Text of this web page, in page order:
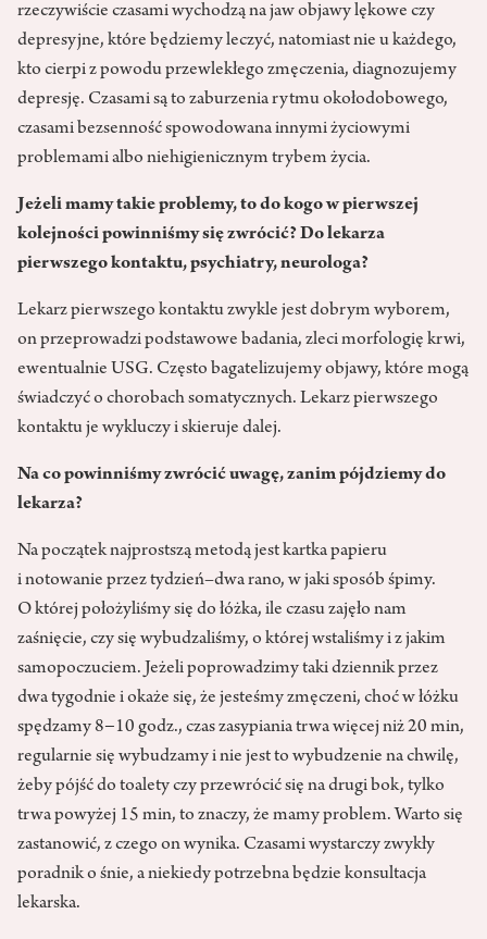
rzeczywiście czasami wychodzą na jaw objawy lękowe czy
depresyjne, które będziemy leczyć, natomiast nie u każdego,
kto cierpi z powodu przewlekłego zmęczenia, diagnozujemy
depresję. Czasami są to zaburzenia rytmu okołodobowego,
czasami bezsenność spowodowana innymi życiowymi
problemami albo niehigienicznym trybem życia.
Jeżeli mamy takie problemy, to do kogo w pierwszej
kolejności powinniśmy się zwrócić? Do lekarza
pierwszego kontaktu, psychiatry, neurologa?
Lekarz pierwszego kontaktu zwykle jest dobrym wyborem,
on przeprowadzi podstawowe badania, zleci morfologię krwi,
ewentualnie USG. Często bagatelizujemy objawy, które mogą
świadczyć o chorobach somatycznych. Lekarz pierwszego
kontaktu je wykluczy i skieruje dalej.
Na co powinniśmy zwrócić uwagę, zanim pójdziemy do
lekarza?
Na początek najprostszą metodą jest kartka papieru
i notowanie przez tydzień–dwa rano, w jaki sposób śpimy.
O której położyliśmy się do łóżka, ile czasu zajęło nam
zaśnięcie, czy się wybudzaliśmy, o której wstaliśmy i z jakim
samopoczuciem. Jeżeli poprowadzimy taki dziennik przez
dwa tygodnie i okaże się, że jesteśmy zmęczeni, choć w łóżku
spędzamy 8−10 godz., czas zasypiania trwa więcej niż 20 min,
regularnie się wybudzamy i nie jest to wybudzenie na chwilę,
żeby pójść do toalety czy przewrócić się na drugi bok, tylko
trwa powyżej 15 min, to znaczy, że mamy problem. Warto się
zastanowić, z czego on wynika. Czasami wystarczy zwykły
poradnik o śnie, a niekiedy potrzebna będzie konsultacja
lekarska.